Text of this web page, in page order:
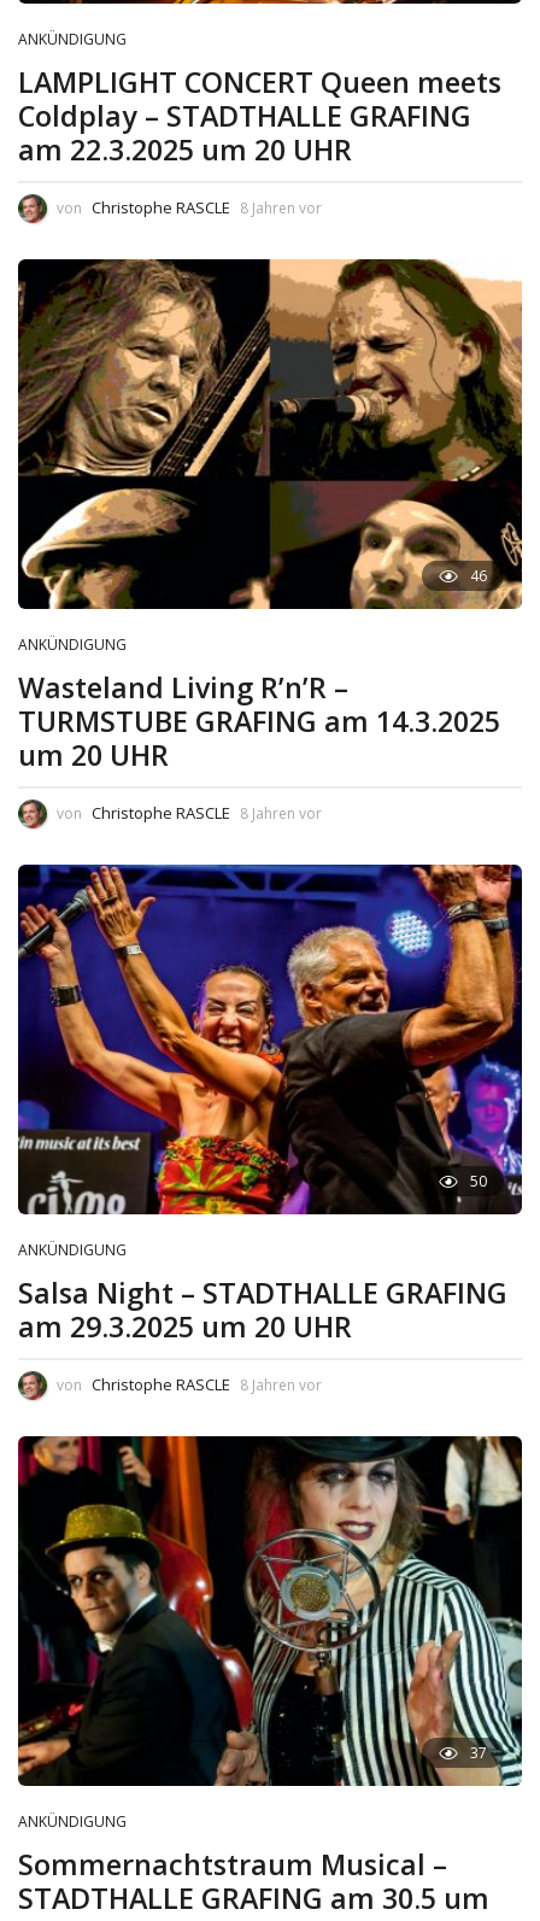
ANKÜNDIGUNG
LAMPLIGHT CONCERT Queen meets
Coldplay – STADTHALLE GRAFING
am 22.3.2025 um 20 UHR
von Christophe RASCLE 8 Jahren vor
46
ANKÜNDIGUNG
Wasteland Living R’n’R –
TURMSTUBE GRAFING am 14.3.2025
um 20 UHR
von Christophe RASCLE 8 Jahren vor
50
ANKÜNDIGUNG
Salsa Night – STADTHALLE GRAFING
am 29.3.2025 um 20 UHR
von Christophe RASCLE 8 Jahren vor
37
ANKÜNDIGUNG
Sommernachtstraum Musical –
STADTHALLE GRAFING am 30.5 um